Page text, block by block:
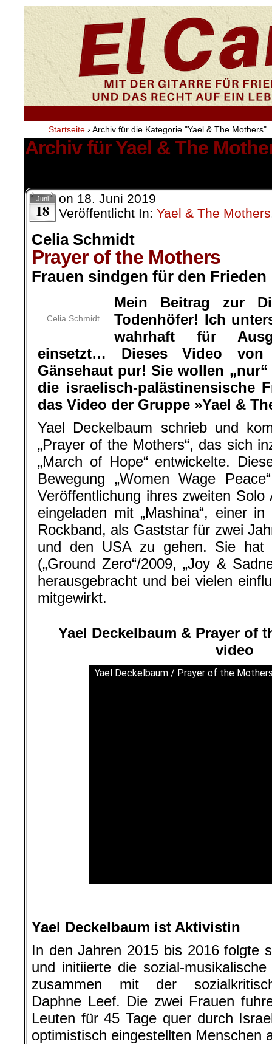
Startseite › Archiv für die Kategorie "Yael & The Mothers"
Archiv für Yael & The
Juni
18
on 18. Juni 2019
Veröffentlicht In: Yael & The Mothers
Celia Schmidt
Prayer of the Mothers
Frauen sindgen für den Frieden
Celia Schmidt
Mein Beitrag zur
Todenhöfer! Ich
wahrhaft für
einsetzt… Dieses Video
Gänsehaut pur! Sie wollen
die israelisch-palästinensische
das Video der Gruppe »Yael &
Yael Deckelbaum schrieb und
„Prayer of the Mothers“, das sich
„March of Hope“ entwickelte.
Bewegung „Women Wage
Veröffentlichung ihres zweiten Solo
eingeladen mit „Mashina“, einer
Rockband, als Gaststar für zwei
und den USA zu gehen. Sie hat
(„Ground Zero“/2009, „Joy &
herausgebracht und bei vielen
mitgewirkt.
Yael Deckelbaum & Prayer of
video
Yael Deckelbaum / Prayer of the
Yael Deckelbaum ist Aktivistin
In den Jahren 2015 bis 2016 folgte
und initiierte die sozial-
zusammen mit der
Daphne Leef. Die zwei Frauen
Leuten für 45 Tage quer durch
optimistisch eingestellten Menschen